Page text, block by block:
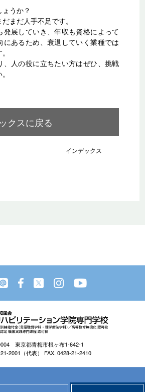
うか？
まだ人手不足です。
発展していき、年収も資格によって
にあるため、衰退していく業種では
、人の役に立ちたい方はぜひ、挑戦
クスに戻る
インデックス
東京都青梅市根ヶ布1-642-1
2001（代表） FAX. 0428-21-2410
TAMA REHABILITATION ACADEMY